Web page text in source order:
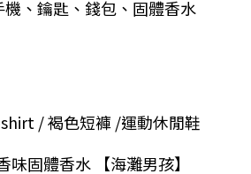
、鑰匙、錢包、固體香水
/褐色短褲/運動休閒鞋
味固體香水
【海灘男孩】